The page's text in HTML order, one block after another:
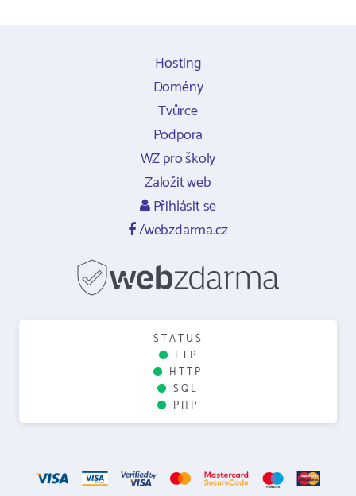
Hosting
Domény
Tvůrce
Podpora
WZ pro školy
Založit web
Přihlásit se
/webzdarma.cz
STATUS
FTP
HTTP
SQL
PHP